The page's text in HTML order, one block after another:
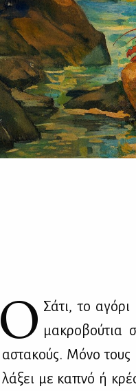
Ο Σά­τι, το
μα­κρο­βού­τια
αστα­κούς. Μό­νο τους
λά­ξει με κα­πνό ή